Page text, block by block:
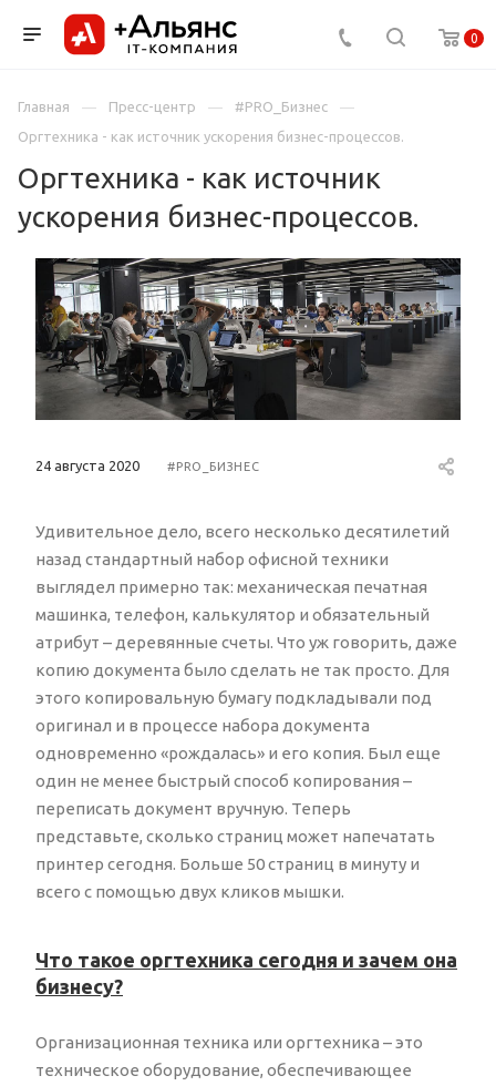
0
Главная Пресс-центр
#PRO_Бизнес
Оргтехника - как источник ускорения бизнес-процессов.
Оргтехника - как источник
ускорения бизнес-процессов.
24 августа 2020 #PRO_БИЗНЕС
Удивительное дело, всего несколько десятилетий
назад стандартный набор офисной техники
выглядел примерно так: механическая печатная
машинка, телефон, калькулятор и обязательный
атрибут – деревянные счеты. Что уж говорить, даже
копию документа было сделать не так просто. Для
этого копировальную бумагу подкладывали под
оригинал и в процессе набора документа
одновременно «рождалась» и его копия. Был еще
один не менее быстрый способ копирования –
переписать документ вручную. Теперь
представьте, сколько страниц может напечатать
принтер сегодня. Больше 50 страниц в минуту и
всего с помощью двух кликов мышки.
Что такое оргтехника сегодня и зачем она
бизнесу?
Организационная техника или оргтехника – это
техническое оборудование, обеспечивающее